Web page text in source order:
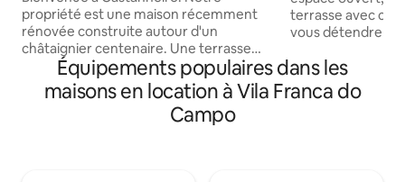
propriété est une maison récemment
rénovée construite autour d'un
châtaignier centenaire. Une terrasse
spacieuse offre une vue panoramique
sur la baie de Santa Cruz. Elle est
idéalement située à Lagoa et à moins de
3 minutes à pied de l'océan. Une
terrasse avec
vous détendre et
dans un quartier
Furnas, près du
Maison de
Équipements populaires dans les
maisons en location à Vila Franca do
Campo